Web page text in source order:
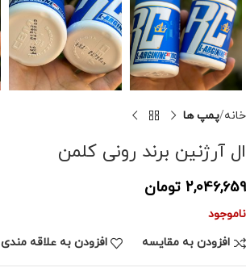
خانه پمپ ها
ال آرژنین برند رونی کلمن
2,046,659 تومان
ناموجود
افزودن به مقایسه
افزودن به علاقه مندی